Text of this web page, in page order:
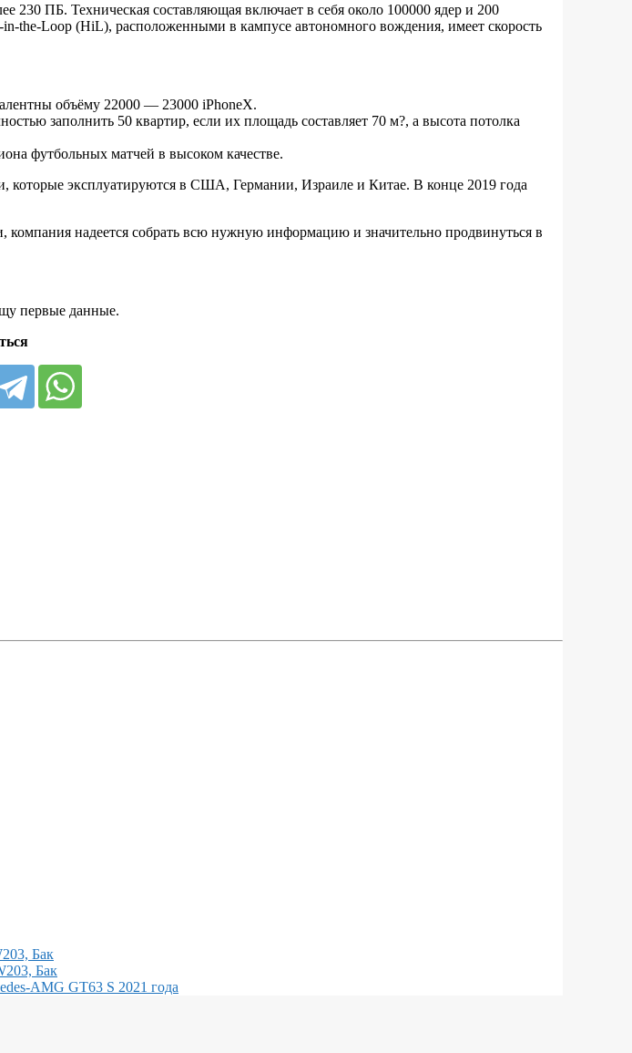
230 ПБ. Техническая составляющая включает в себя около 100000 ядер и 200
the-Loop (HiL), расположенными в кампусе автономного вождения, имеет скорость
объёму 22000 — 23000 iPhoneX.
заполнить 50 квартир, если их площадь составляет 70 м?, а высота потолка
футбольных матчей в высоком качестве.
которые эксплуатируются в США, Германии, Израиле и Китае. В конце 2019 года
надеется собрать всю нужную информацию и значительно продвинуться в
первые данные.
Бак
Бак
AMG GT63 S 2021 года